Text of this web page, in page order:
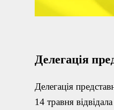
Делегація
Делегація
14 травня